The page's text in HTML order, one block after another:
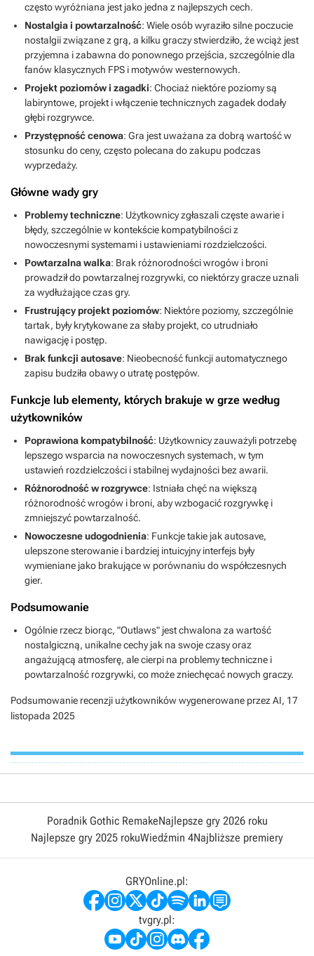
często wyróżniana jest jako jedna z najlepszych cech.
Nostalgia i powtarzalność: Wiele osób wyraziło silne poczucie
nostalgii związane z grą, a kilku graczy stwierdziło, że wciąż jest
przyjemna i zabawna do ponownego przejścia, szczególnie dla
fanów klasycznych FPS i motywów westernowych.
Projekt poziomów i zagadki: Chociaż niektóre poziomy są
labiryntowe, projekt i włączenie technicznych zagadek dodały
głębi rozgrywce.
Przystępność cenowa: Gra jest uważana za dobrą wartość w
stosunku do ceny, często polecana do zakupu podczas
wyprzedaży.
Główne wady gry
Problemy techniczne: Użytkownicy zgłaszali częste awarie i
błędy, szczególnie w kontekście kompatybilności z
nowoczesnymi systemami i ustawieniami rozdzielczości.
Powtarzalna walka: Brak różnorodności wrogów i broni
prowadził do powtarzalnej rozgrywki, co niektórzy gracze uznali
za wydłużające czas gry.
Frustrujący projekt poziomów: Niektóre poziomy, szczególnie
tartak, były krytykowane za słaby projekt, co utrudniało
nawigację i postęp.
Brak funkcji autosave: Nieobecność funkcji automatycznego
zapisu budziła obawy o utratę postępów.
Funkcje lub elementy, których brakuje w grze według
użytkowników
Poprawiona kompatybilność: Użytkownicy zauważyli potrzebę
lepszego wsparcia na nowoczesnych systemach, w tym
ustawień rozdzielczości i stabilnej wydajności bez awarii.
Różnorodność w rozgrywce: Istniała chęć na większą
różnorodność wrogów i broni, aby wzbogacić rozgrywkę i
zmniejszyć powtarzalność.
Nowoczesne udogodnienia: Funkcje takie jak autosave,
ulepszone sterowanie i bardziej intuicyjny interfejs były
wymieniane jako brakujące w porównaniu do współczesnych
gier.
Podsumowanie
Ogólnie rzecz biorąc, "Outlaws" jest chwalona za wartość
nostalgiczną, unikalne cechy jak na swoje czasy oraz
angażującą atmosferę, ale cierpi na problemy techniczne i
powtarzalność rozgrywki, co może zniechęcać nowych graczy.
Podsumowanie recenzji użytkowników wygenerowane przez AI, 17
listopada 2025
Poradnik Gothic RemakeNajlepsze gry 2026 roku
Najlepsze gry 2025 rokuWiedźmin 4Najbliższe premiery
GRYOnline.pl:
tvgry.pl: